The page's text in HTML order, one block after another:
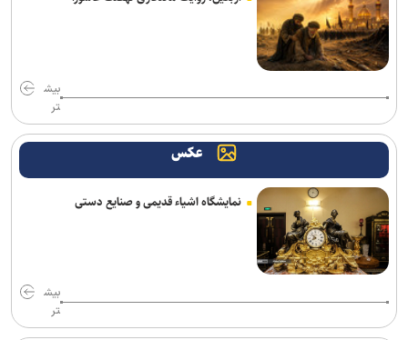
شهربابک کمترین گل خورده لیگ را داشته باشیم
دنیامالی: مشتاق دیدار دوستانه ایران و آذربایجان هستیم+فیلم
احسان پهلوان به فجر شهیدسپاسی پیوست
صادقی سرمربی ساپیا شد
پرست بخورد بر سر شبکه اینترنشنال
ملی‌پوشان ساحلی ایران در جمع برترین‌های والیبال آسیا
با وجود ساز‌های مخالف، قلعه نویی سرمربی ایران در جام ملت‌ها است/
برگزاری اولین جلسه نکونام و مدیرعامل تراکتور
بیش
تر
عکس
نمایشگاه اشیاء قدیمی و صنایع دستی
بیش
تر